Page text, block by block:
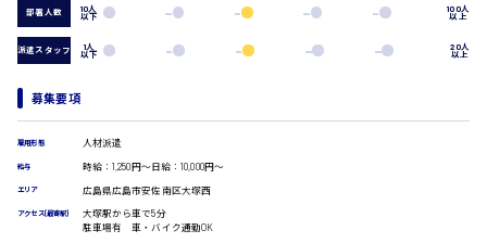
看護師
オフィスワーク系
貿易事務
コールセンターオペレーター
総務事務
受付事務
医療事務
広島市西区
広島市安佐南区
部署人数 10人
以下
100人
以上
派遣スタッフ 1人
以下
20人
以上
募集要項
雇用形態 人材派遣
給与 時給：1,250円～日給：10,000円～
エリア 広島県広島市安佐南区大塚西
アクセス(最寄駅)
大塚駅から車で5分
駐車場有 車・バイク通勤OK